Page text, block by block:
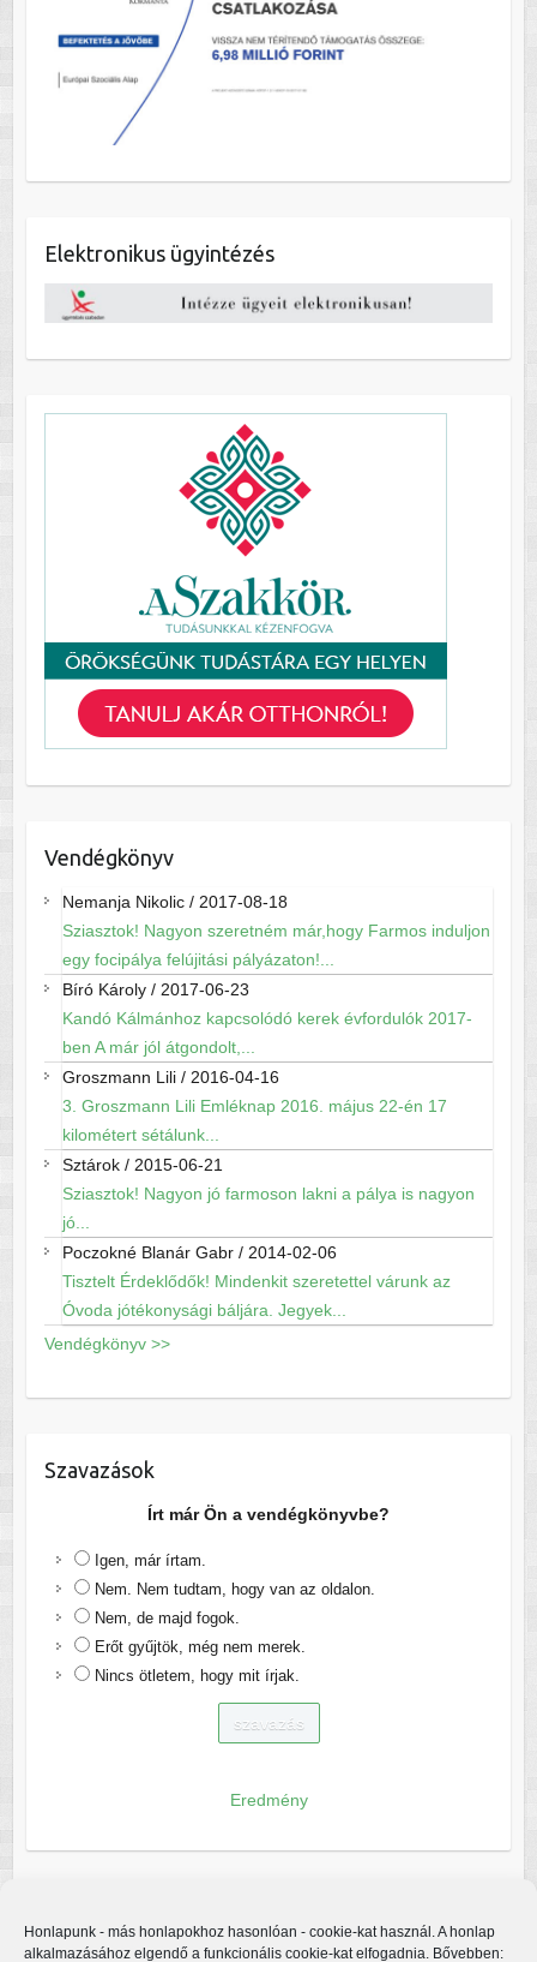
Honlapunk - más honlapokhoz hasonlóan - cookie-kat használ. A honlap
alkalmazásához elgendő a funkcionális cookie-kat elfogadnia. Bővebben:
Elektronikus ügyintézés
Vendégkönyv
Nemanja Nikolic/ 2017-08-18
Sziasztok! Nagyon szeretném már,hogy Farmos induljon
egy focipálya felújitási pályázaton!...
Bíró Károly/ 2017-06-23
Kandó Kálmánhoz kapcsolódó kerek évfordulók 2017-
ben A már jól átgondolt,...
Groszmann Lili/ 2016-04-16
3. Groszmann Lili Emléknap 2016. május 22-én 17
kilométert sétálunk...
Sztárok/ 2015-06-21
Sziasztok! Nagyon jó farmoson lakni a pálya is nagyon
jó...
Poczokné Blanár Gabr/ 2014-02-06
Tisztelt Érdeklődők! Mindenkit szeretettel várunk az
Óvoda jótékonysági báljára. Jegyek...
Vendégkönyv >>
Szavazások
Írt már Ön a vendégkönyvbe?
Igen, már írtam.
Nem. Nem tudtam, hogy van az oldalon.
Nem, de majd fogok.
Erőt gyűjtök, még nem merek.
Nincs ötletem, hogy mit írjak.
Eredmény